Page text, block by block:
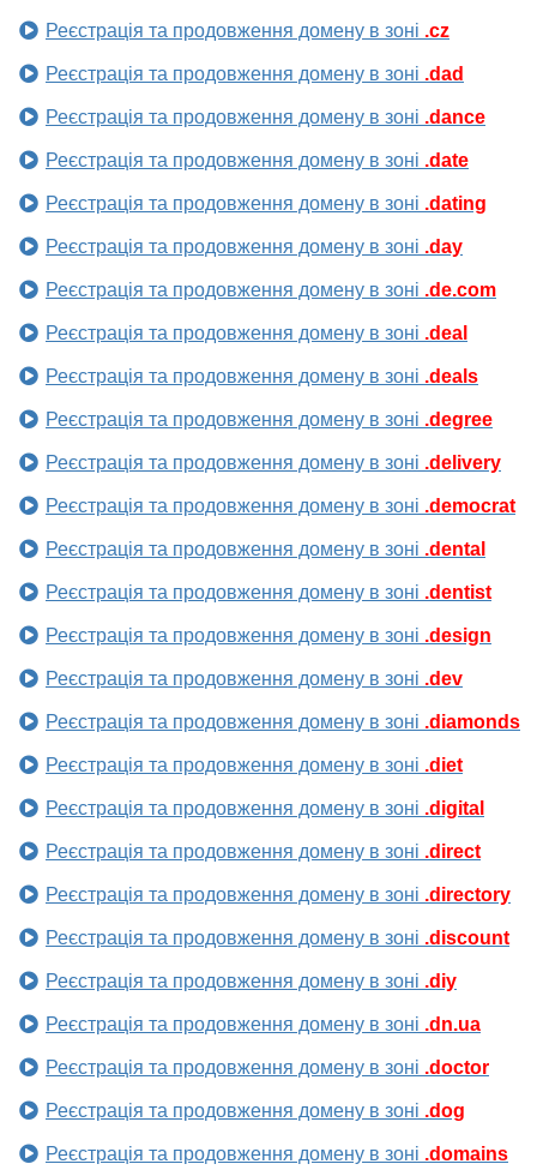
Реєстрація та продовження домену в зоні .cz
Реєстрація та продовження домену в зоні .dad
Реєстрація та продовження домену в зоні .dance
Реєстрація та продовження домену в зоні .date
Реєстрація та продовження домену в зоні .dating
Реєстрація та продовження домену в зоні .day
Реєстрація та продовження домену в зоні .de.com
Реєстрація та продовження домену в зоні .deal
Реєстрація та продовження домену в зоні .deals
Реєстрація та продовження домену в зоні .degree
Реєстрація та продовження домену в зоні .delivery
Реєстрація та продовження домену в зоні .democrat
Реєстрація та продовження домену в зоні .dental
Реєстрація та продовження домену в зоні .dentist
Реєстрація та продовження домену в зоні .design
Реєстрація та продовження домену в зоні .dev
Реєстрація та продовження домену в зоні .diamonds
Реєстрація та продовження домену в зоні .diet
Реєстрація та продовження домену в зоні .digital
Реєстрація та продовження домену в зоні .direct
Реєстрація та продовження домену в зоні .directory
Реєстрація та продовження домену в зоні .discount
Реєстрація та продовження домену в зоні .diy
Реєстрація та продовження домену в зоні .dn.ua
Реєстрація та продовження домену в зоні .doctor
Реєстрація та продовження домену в зоні .dog
Реєстрація та продовження домену в зоні .domains